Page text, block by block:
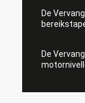
De
De